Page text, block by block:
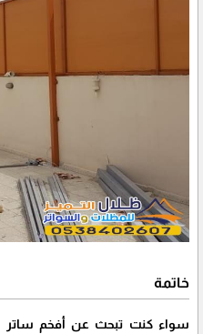
خاتمة
سواء كنت تبحث عن أفخم